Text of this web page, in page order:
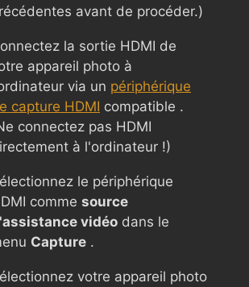
avant de procéder.)
la sortie HDMI de
appareil photo à
via un périphérique
capture HDMI compatible .
connectez pas HDMI
à l'ordinateur !)
le périphérique
comme source
vidéo dans le
Capture .
votre appareil photo